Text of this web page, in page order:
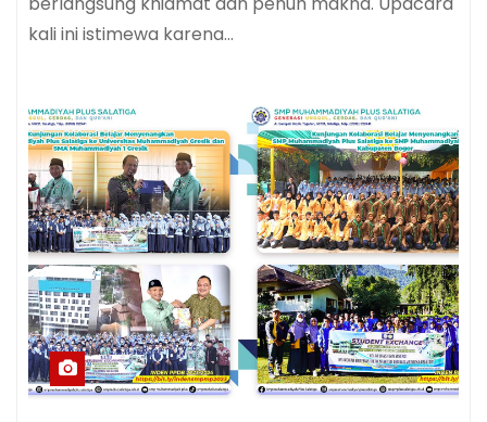
kali ini istimewa karena…